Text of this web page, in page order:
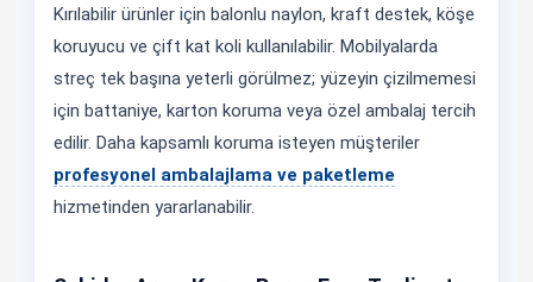
Kırılabilir ürünler için balonlu naylon, kraft destek, köşe
koruyucu ve çift kat koli kullanılabilir. Mobilyalarda
streç tek başına yeterli görülmez; yüzeyin çizilmemesi
için battaniye, karton koruma veya özel ambalaj tercih
edilir. Daha kapsamlı koruma isteyen müşteriler
profesyonel ambalajlama ve paketleme
hizmetinden yararlanabilir.